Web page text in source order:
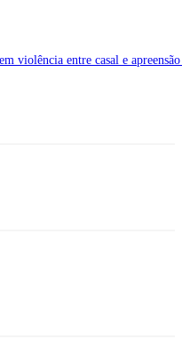
violência entre casal e apreensão